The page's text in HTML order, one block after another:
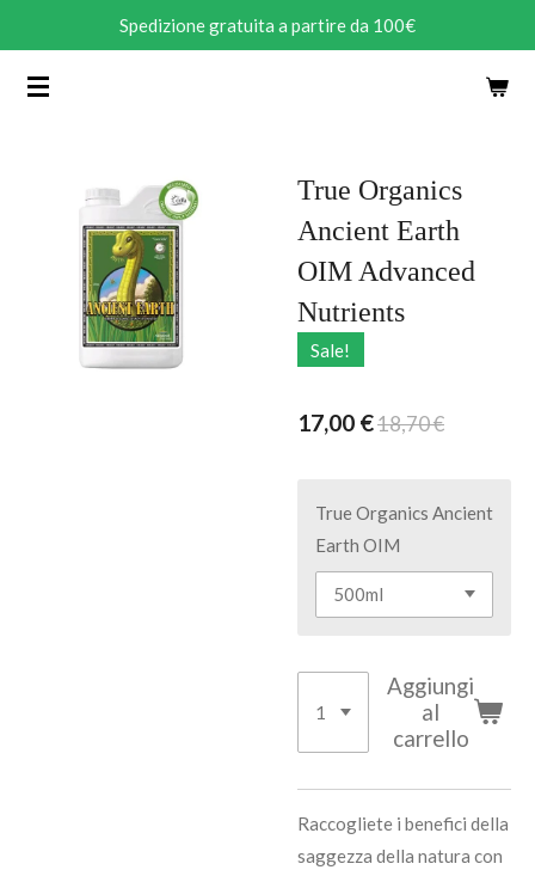
contenuto
Spedizione gratuita a partire da 100€
True Organics
Ancient Earth
OIM Advanced
Nutrients
Sale!
17,00 €18,70 €
True Organics Ancient
Earth OIM
Aggiungi
al
carrello
Raccogliete i benefici della
saggezza della natura con